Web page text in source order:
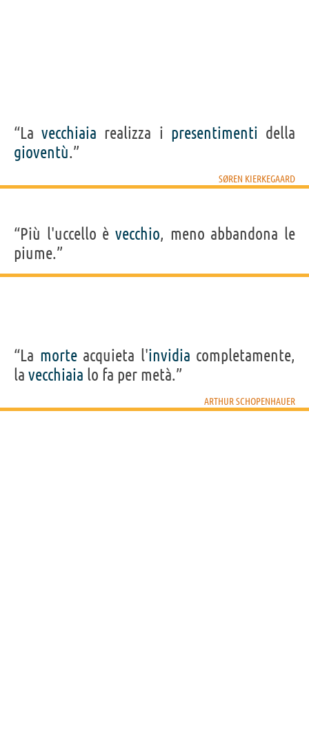
“Lavecchiaia realizza i presentimenti della
gioventù.”
SØREN KIERKEGAARD
“Più l'uccello è vecchio, meno abbandona le
piume.”
“La morteacquieta l'invidia completamente,
la vecchiaia lo fa per metà.”
ARTHUR SCHOPENHAUER